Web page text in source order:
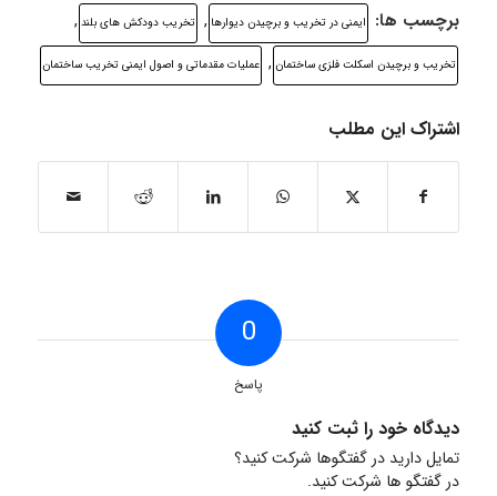
برچسب ها: ایمنی در تخریب و برچیدن دیوارها , تخریب دودکش های بلند ,
تخریب و برچیدن اسکلت فلزی ساختمان , عملیات مقدماتی و اصول ایمنی تخریب ساختمان
اشتراک این مطلب
0
پاسخ
دیدگاه خود را ثبت کنید
تمایل دارید در گفتگوها شرکت کنید؟
در گفتگو ها شرکت کنید.